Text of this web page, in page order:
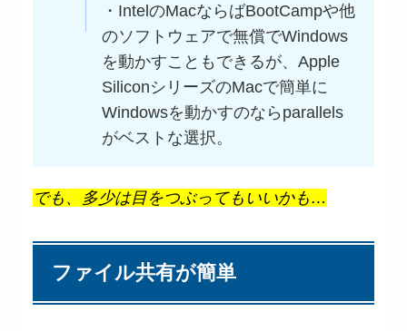
・IntelのMacならばBootCampや他
のソフトウェアで無償でWindows
を動かすこともできるが、Apple
SiliconシリーズのMacで簡単に
Windowsを動かすのならparallels
がベストな選択。
でも、多少は目をつぶってもいいかも…
ファイル共有が簡単